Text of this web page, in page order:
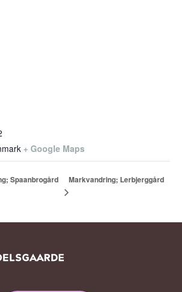
+ Google Maps
Spaanbrogård Markvandring; Lerbjerggård